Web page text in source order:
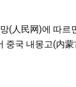
(人民网)에 따
중국 내몽고(内